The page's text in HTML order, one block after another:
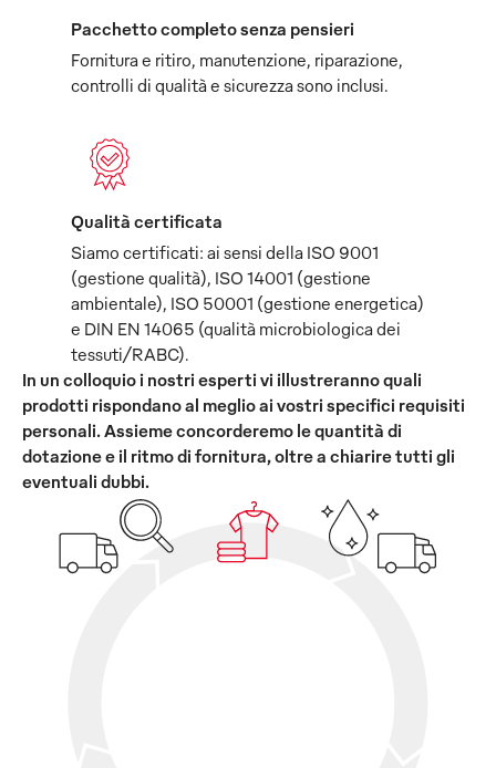
Pacchetto completo senza pensieri
Fornitura e ritiro, manutenzione, riparazione,
controlli di qualità e sicurezza sono inclusi.
Qualità certificata
Siamo certificati: ai sensi della ISO 9001
(gestione qualità), ISO 14001 (gestione
ambientale), ISO 50001 (gestione energetica)
e DIN EN 14065 (qualità microbiologica dei
tessuti/RABC).
In un colloquio i nostri esperti vi illustreranno quali
prodotti rispondano al meglio ai vostri specifici requisiti
personali. Assieme concorderemo le quantità di
dotazione e il ritmo di fornitura, oltre a chiarire tutti gli
eventuali dubbi.